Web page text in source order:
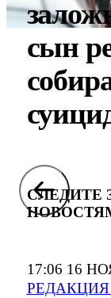
17:06 16
сын
СЛЕДИТЕ